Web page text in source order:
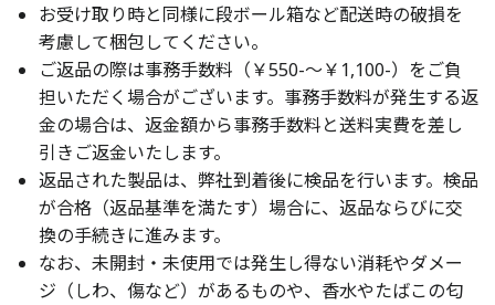
お受け取り時と同様に段ボール箱など配送時の破損を
考慮して梱包してください。
ご返品の際は事務手数料（￥550-～￥1,100-）をご負
担いただく場合がございます。事務手数料が発生する返
金の場合は、返金額から事務手数料と送料実費を差し
引きご返金いたします。
返品された製品は、弊社到着後に検品を行います。検品
が合格（返品基準を満たす）場合に、返品ならびに交
換の手続きに進みます。
なお、未開封・未使用では発生し得ない消耗やダメー
ジ（しわ、傷など）があるものや、香水やたばこの匂